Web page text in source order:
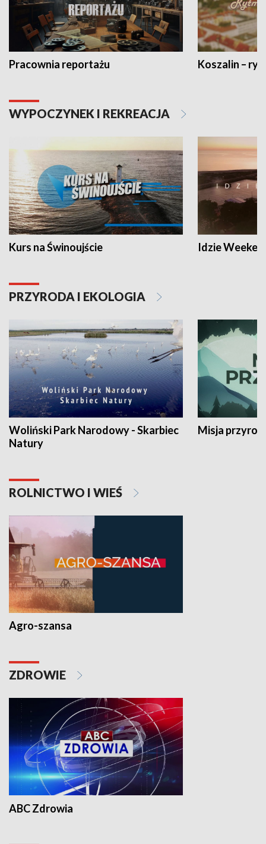
Pracownia reportażu Koszalin –
WYPOCZYNEK I REKREACJA
Kurs na Świnoujście Idzie
PRZYRODA I EKOLOGIA
Woliński Park Narodowy - Skarbiec
Natury
Misja
ROLNICTWO I WIEŚ
Agro-szansa
ZDROWIE
ABC Zdrowia